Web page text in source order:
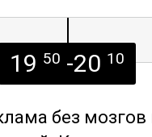
19 50 -20 10
без мозгов